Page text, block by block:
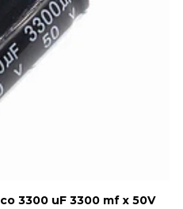
3300 uF 3300 mf x 50V